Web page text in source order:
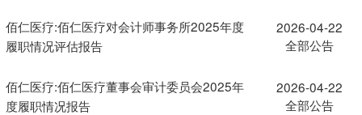
佰仁医疗:佰仁医疗对会计师事务所2025年度
履职情况评估报告
2026-04-22
全部公告
佰仁医疗:佰仁医疗董事会审计委员会2025年
度履职情况报告
2026-04-22
全部公告